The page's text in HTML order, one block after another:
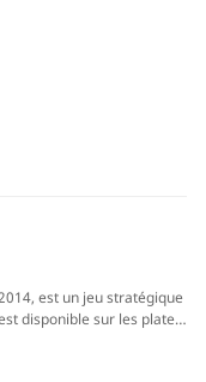
est un jeu stratégique
disponible sur les platef